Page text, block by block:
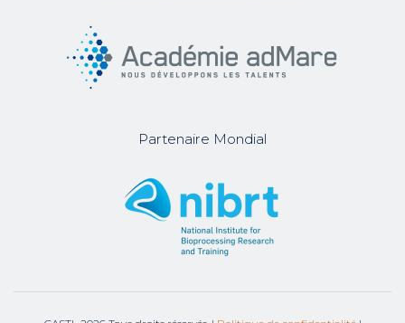
Partenaire Mondial